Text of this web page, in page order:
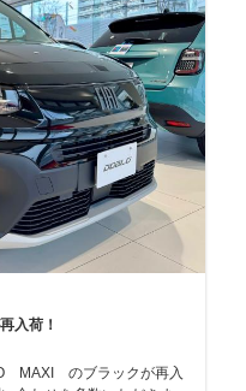
入荷！
MAXI のブラックが再入